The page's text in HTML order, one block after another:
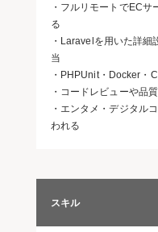
・フルリモートでEC
る
・Laravelを用いた詳細
当
・PHPUnit・Docker・
・コードレビューや品
・エンタメ・デジタル
われる
スキル